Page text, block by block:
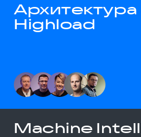
Архитектура
Highload
Machine